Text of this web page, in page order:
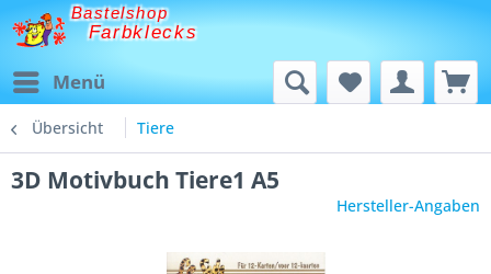
Bastelshop
Farbklecks
Menü
Übersicht Tiere
3D Motivbuch Tiere1 A5
Hersteller-Angaben